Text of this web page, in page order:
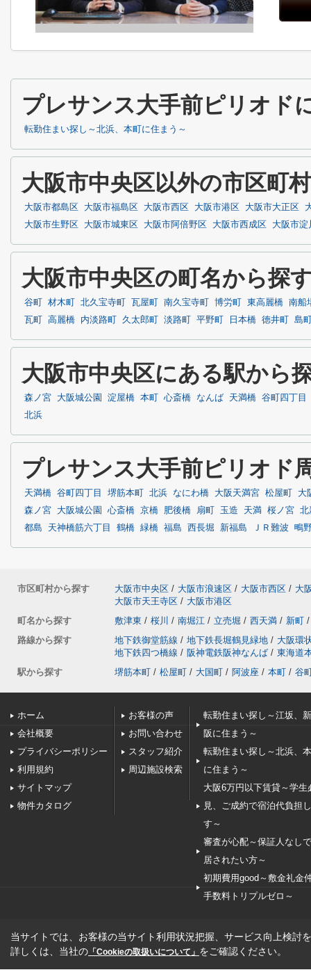
プレサンス大手前ピリオド
転勤住まい探し～北浜、本町に住まう～
大阪市中央区以外の市区町
大阪市都島区 大阪市福島区 大阪市西区 大阪市港区 大阪市大正区
大阪市生野区
大阪市城東区 大阪市阿倍野区 大阪市西成区 大阪市淀
大阪市中央区の町名から探
谷町 材木町 北久宝寺町 瓦屋町 南久宝寺町 博労町 東高麗橋 南船
瓦町
高麗橋 内淡路町 久太郎町 淡路町 平野町 日本橋 徳井町 島
大阪市中央区にある駅から
森ノ宮 大阪城公園 淀屋橋 本町 心斎橋 なんば 天満橋 谷町四丁目
北浜
プレサンス大手前ピリオド
天満橋 谷町四丁目 堺筋本町 北浜 なにわ橋 大阪天満宮 松屋町
大
森ノ宮
大阪城公園 心斎橋 京橋 肥後橋 扇町 玉造 天満 桜ノ宮 北
都島
天神橋筋六丁目 鶴橋 緑橋 福島 西長堀 新福島 ＪＲ難波 鴫
市区町村から探す 大阪市中央区 / 大阪市浪速区 / 大阪市西区 / 大
大阪市天王寺区 / 大阪市港区
町名から探す
敷津東 / 桜川 / 南堀江 / 立売堀 / 西天満 / 新町 /
路線から探す
地下鉄御堂筋線 / 地下鉄長堀鶴見緑地 / 大阪環
地下鉄四つ橋線 / 阪神電鉄阪神なんば / 東海道
駅から探す
堺筋本町 / 松屋町 / 大国町 / 阿波座 / 本町 / 谷
ホーム
会社概要
プライバシーポリシー
利用規約
サイトマップ
物件カタログ
お客様の声
お問い合わせ
スタッフ紹介
周辺施設検索
転勤住まい探し～江坂、
阪に住まう～
転勤住まい探し～北浜、
に住まう～
大阪6万円以下賃貸～学生
見、ご成約で宿泊代負担
す～
審査が心配～保証人なし
居されたい方～
初期費用good～敷金礼金
手数料トリプルゼロ～
当サイトでは、お客様の当サイト利用状況把握、サービス向上検討
詳しくは、当社の 「Cookieの取扱いについて」 をご確認ください。